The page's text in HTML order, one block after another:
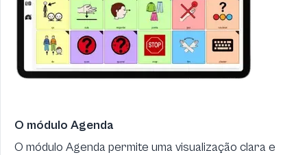
O módulo Agenda
O módulo Agenda permite uma visualização clara e